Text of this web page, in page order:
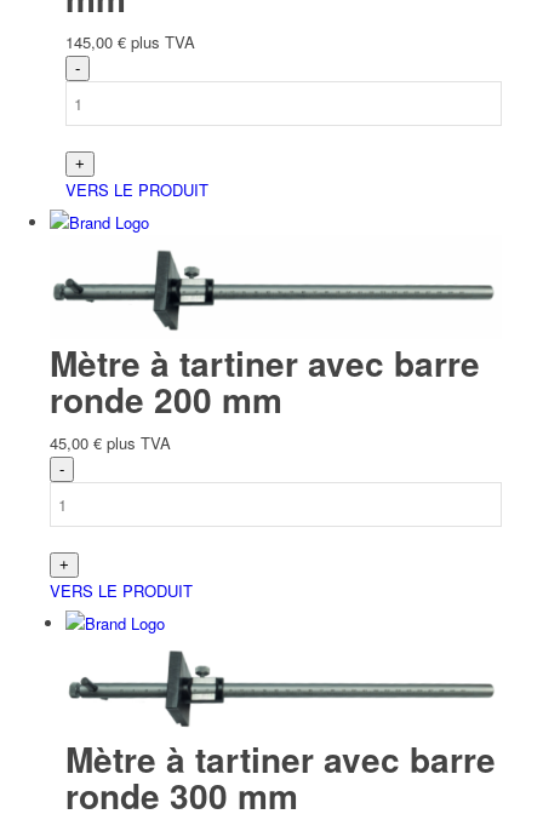
145,00 € plus TVA
VERS LE PRODUIT
Mètre à tartiner avec barre
ronde 200 mm
45,00 € plus TVA
VERS LE PRODUIT
Mètre à tartiner avec barre
ronde 300 mm